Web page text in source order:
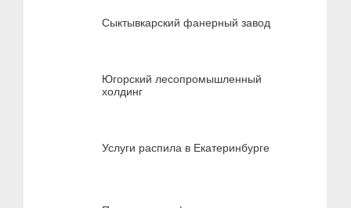
Сыктывкарский фанерный завод
Югорский лесопромышленный
холдинг
Услуги распила в Екатеринбурге